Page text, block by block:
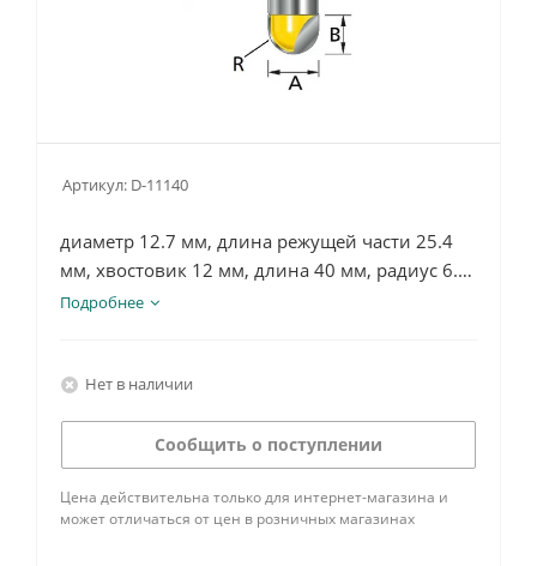
Артикул: D-11140
диаметр 12.7 мм, длина режущей части 25.4
мм, хвостовик 12 мм, длина 40 мм, радиус 6.5
мм, подшипник 12 мм, 2 режущие кромки
Подробнее
Нет в наличии
Сообщить о поступлении
Цена действительна только для интернет-магазина и
может отличаться от цен в розничных магазинах